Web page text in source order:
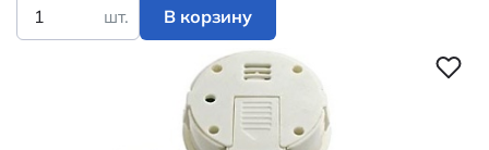
шт. В корзину